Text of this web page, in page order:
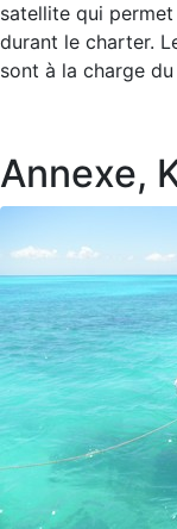
satellite qui
durant le charter.
sont à la charge
Annexe,